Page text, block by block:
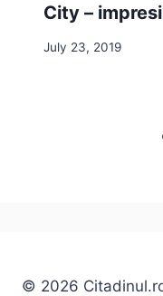
City –
July 23, 2019
© 2026